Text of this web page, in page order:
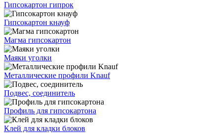
Гипсокартон гипрок
Гипсокартон кнауф
Магма гипсокартон
Маяки уголки
Металлические профили Knauf
Подвес, соединитель
Профиль для гипсокартона
Клей для кладки блоков